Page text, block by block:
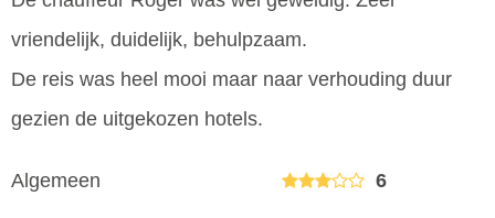
vriendelijk, duidelijk, behulpzaam.
De reis was heel mooi maar naar verhouding duur
gezien de uitgekozen hotels.
Algemeen 6